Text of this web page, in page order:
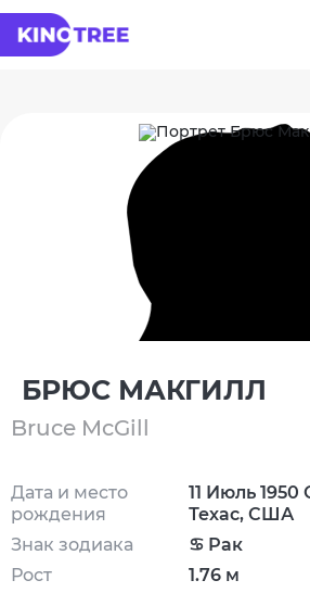
БРЮС МАКГИЛЛ
Bruce McGill
Дата и место
рождения
Знак зодиака
Рост
11 Июль
Техас, США
♋ Рак
1.76 м